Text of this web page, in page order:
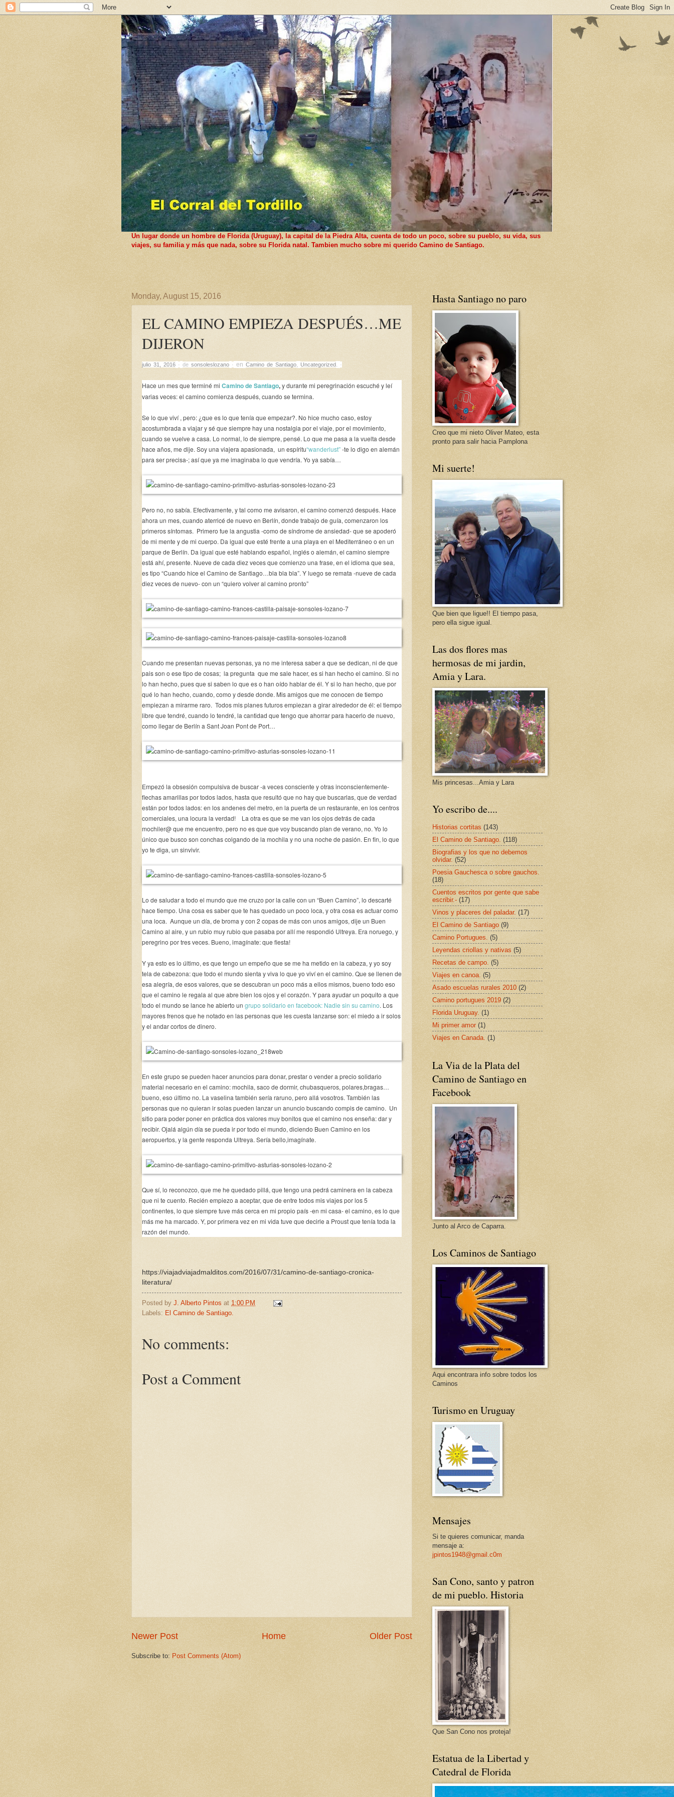
Un lugar donde un hombre de Florida (Uruguay), la capital de la Piedra Alta, cuenta de todo un poco, sobre su pueblo, su vida, sus
viajes, su familia y más que nada, sobre su Florida natal. Tambien mucho sobre mi querido Camino de Santiago.
Monday, August 15, 2016
EL CAMINO EMPIEZA DESPUÉS…ME
DIJERON
julio 31, 2016 · de sonsoleslozano · en Camino de Santiago, Uncategorized. ·
Hace un mes que terminé mi Camino de Santiago,y durante mi peregrinación escuché y leí
varias veces: el camino comienza después, cuando se termina.
Se lo que viví , pero: ¿que es lo que tenía que empezar?. No hice mucho caso, estoy
acostumbrada a viajar y sé que siempre hay una nostalgia por el viaje, por el movimiento,
cuando se vuelve a casa. Lo normal, lo de siempre, pensé. Lo que me pasa a la vuelta desde
hace años, me dije. Soy una viajera apasionada, un espíritu“wanderlust”-te lo digo en alemán
para ser precisa-; así que ya me imaginaba lo que vendría. Yo ya sabía…
Pero no, no sabía. Efectivamente, y tal como me avisaron, el camino comenzó después. Hace
ahora un mes, cuando aterricé de nuevo en Berlín, donde trabajo de guía, comenzaron los
primeros síntomas. Primero fue la angustia -como de síndrome de ansiedad- que se apoderó
de mi mente y de mi cuerpo. Da igual que esté frente a una playa en el Mediterráneo o en un
parque de Berlín. Da igual que esté hablando español, inglés o alemán, el camino siempre
está ahí, presente. Nueve de cada diez veces que comienzo una frase, en el idioma que sea,
es tipo “Cuando hice el Camino de Santiago…bla bla bla”. Y luego se remata -nueve de cada
diez veces de nuevo- con un “quiero volver al camino pronto”
Cuando me presentan nuevas personas, ya no me interesa saber a que se dedican, ni de que
pais son o ese tipo de cosas; la pregunta que me sale hacer, es si han hecho el camino. Si no
lo han hecho, pues que si saben lo que es o han oído hablar de él. Y si lo han hecho, que por
qué lo han hecho, cuando, como y desde donde. Mis amigos que me conocen de tiempo
empiezan a mirarme raro. Todos mis planes futuros empiezan a girar alrededor de él: el tiempo
libre que tendré, cuando lo tendré, la cantidad que tengo que ahorrar para hacerlo de nuevo,
como llegar de Berlín a Sant Joan Pont de Port…
Empezó la obsesión compulsiva de buscar -a veces consciente y otras inconscientemente-
flechas amarillas por todos lados, hasta que resultó que no hay que buscarlas, que de verdad
están por todos lados: en los andenes del metro, en la puerta de un restaurante, en los centros
comerciales, una locura la verdad! La otra es que se me van los ojos detrás de cada
mochiler@ que me encuentro, pero no es que que voy buscando plan de verano, no. Yo lo
único que busco son conchas colgando de la mochila y no una noche de pasión. En fin, lo que
yo te diga, un sinvivir.
Lo de saludar a todo el mundo que me cruzo por la calle con un “Buen Camino”, lo descarté
hace tiempo. Una cosa es saber que te has quedado un poco loca, y otra cosa es actuar como
una loca. Aunque un día, de broma y con 2 copas de más con unos amigos, dije un Buen
Camino al aire, y un rubio muy rubio que pasaba por allí me respondió Ultreya. Era noruego, y
peregrino por tres veces. Bueno, imagínate: que fiesta!
Y ya esto es lo último, es que tengo un empeño que se me ha metido en la cabeza, y yo soy
tela de cabezona: que todo el mundo sienta y viva lo que yo viví en el camino. Que se llenen de
esa alegría, de esos valores, que se descubran un poco más a ellos mismos, bueno todo eso
que el camino le regala al que abre bien los ojos y el corazón. Y para ayudar un poquito a que
todo el mundo se lance he abierto un grupo solidario en facebook: Nadie sin su camino. Los
mayores frenos que he notado en las personas que les cuesta lanzarse son: el miedo a ir solos
y el andar cortos de dinero.
En este grupo se pueden hacer anuncios para donar, prestar o vender a precio solidario
material necesario en el camino: mochila, saco de dormir, chubasqueros, polares,bragas…
bueno, eso último no. La vaselina también sería raruno, pero allá vosotros. También las
personas que no quieran ir solas pueden lanzar un anuncio buscando compis de camino. Un
sitio para poder poner en práctica dos valores muy bonitos que el camino nos enseña: dar y
recibir. Ojalá algún día se pueda ir por todo el mundo, diciendo Buen Camino en los
aeropuertos, y la gente responda Ultreya. Sería bello,imagínate.
Que sí, lo reconozco, que me he quedado pillá, que tengo una pedrá caminera en la cabeza
que ni te cuento. Recién empiezo a aceptar, que de entre todos mis viajes por los 5
continentes, lo que siempre tuve más cerca en mi propio país -en mi casa- el camino, es lo que
más me ha marcado. Y, por primera vez en mi vida tuve que decirle a Proust que tenía toda la
razón del mundo.
https://viajadviajadmalditos.com/2016/07/31/camino-de-santiago-cronica-
literatura/
Posted by J. Alberto Pintos at 1:00 PM
Labels: El Camino de Santiago.
No comments:
Post a Comment
Newer Post Older Post
Home
Subscribe to: Post Comments (Atom)
Hasta Santiago no paro
Creo que mi nieto Oliver Mateo, esta
pronto para salir hacia Pamplona
Mi suerte!
Que bien que ligue!! El tiempo pasa,
pero ella sigue igual.
Las dos flores mas
hermosas de mi jardin,
Amia y Lara.
Mis princesas...Amia y Lara
Yo escribo de....
Historias cortitas (143)
El Camino de Santiago. (118)
Biografias y los que no debemos
olvidar. (52)
Poesia Gauchesca o sobre gauchos.
(18)
Cuentos escritos por gente que sabe
escribir.- (17)
Vinos y placeres del paladar. (17)
El Camino de Santiago (9)
Camino Portugues. (5)
Leyendas criollas y nativas (5)
Recetas de campo. (5)
Viajes en canoa. (5)
Asado escuelas rurales 2010 (2)
Camino portugues 2019 (2)
Florida Uruguay. (1)
Mi primer amor (1)
Viajes en Canada. (1)
La Via de la Plata del
Camino de Santiago en
Facebook
Junto al Arco de Caparra.
Los Caminos de Santiago
Aqui encontrara info sobre todos los
Caminos
Turismo en Uruguay
Mensajes
Si te quieres comunicar, manda
mensaje a:
jpintos1948@gmail.c0m
San Cono, santo y patron
de mi pueblo. Historia
Que San Cono nos proteja!
Estatua de la Libertad y
Catedral de Florida